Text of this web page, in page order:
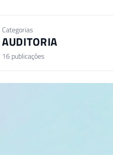
Categorias
AUDITORIA
16 publicações